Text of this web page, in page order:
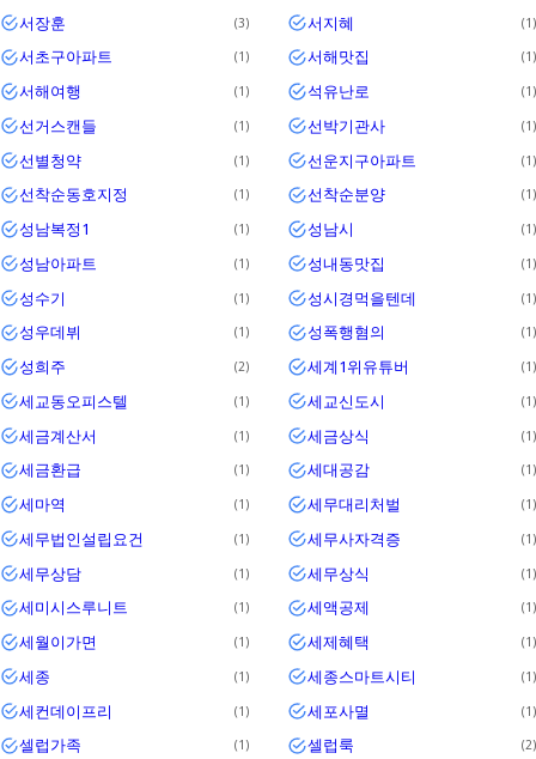
서장훈 3 서지혜 1
서초구아파트 1 서해맛집 1
서해여행 1 석유난로 1
선거스캔들 1 선박기관사 1
선별청약 1 선운지구아파트 1
선착순동호지정 1 선착순분양 1
성남복정1 1 성남시 1
성남아파트 1 성내동맛집 1
성수기 1 성시경먹을텐데 1
성우데뷔 1 성폭행혐의 1
성희주 2 세계1위유튜버 1
세교동오피스텔 1 세교신도시 1
세금계산서 1 세금상식 1
세금환급 1 세대공감 1
세마역 1 세무대리처벌 1
세무법인설립요건 1 세무사자격증 1
세무상담 1 세무상식 1
세미시스루니트 1 세액공제 1
세월이가면 1 세제혜택 1
세종 1 세종스마트시티 1
세컨데이프리 1 세포사멸 1
셀럽가족 1 셀럽룩 2